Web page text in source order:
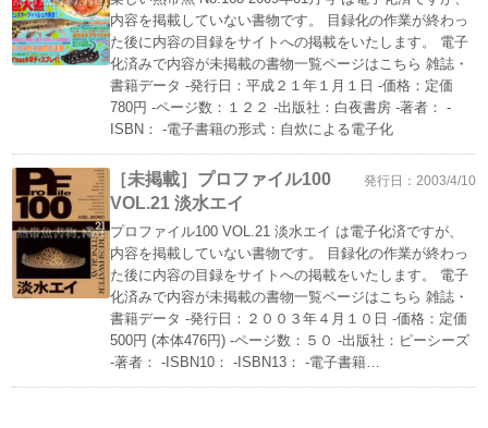
内容を掲載していない書物です。 目録化の作業が終わっ
た後に内容の目録をサイトへの掲載をいたします。 電子
化済みで内容が未掲載の書物一覧ページはこちら 雑誌・
書籍データ -発行日：平成２１年１月１日 -価格：定価
780円 -ページ数：１２２ -出版社：白夜書房 -著者： -
ISBN： -電子書籍の形式：自炊による電子化
［未掲載］プロファイル100
VOL.21 淡水エイ
発行日：2003/4/10
プロファイル100 VOL.21 淡水エイ は電子化済ですが、
内容を掲載していない書物です。 目録化の作業が終わっ
た後に内容の目録をサイトへの掲載をいたします。 電子
化済みで内容が未掲載の書物一覧ページはこちら 雑誌・
書籍データ -発行日：２００３年４月１０日 -価格：定価
500円 (本体476円) -ページ数：５０ -出版社：ピーシーズ
-著者： -ISBN10： -ISBN13： -電子書籍…